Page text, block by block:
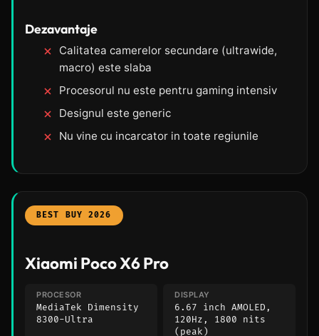
Dezavantaje
Calitatea camerelor secundare (ultrawide,
macro) este slaba
Procesorul nu este pentru gaming intensiv
Designul este generic
Nu vine cu incarcator in toate regiunile
BEST BUY 2026
Xiaomi Poco X6 Pro
PROCESOR
MediaTek Dimensity
8300-Ultra
DISPLAY
6.67 inch AMOLED,
120Hz, 1800 nits
(peak)